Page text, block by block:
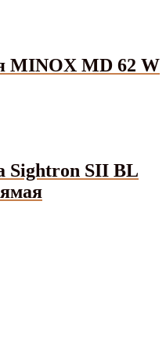
MINOX MD 62 W
Sightron SII BL